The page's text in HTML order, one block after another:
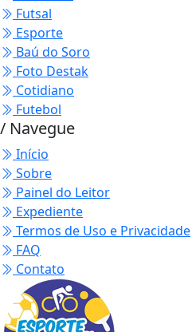
Futsal
Esporte
Baú do Soro
Foto Destak
Cotidiano
Futebol
/ Navegue
Início
Sobre
Painel do Leitor
Expediente
Termos de Uso e Privacidade
FAQ
Contato